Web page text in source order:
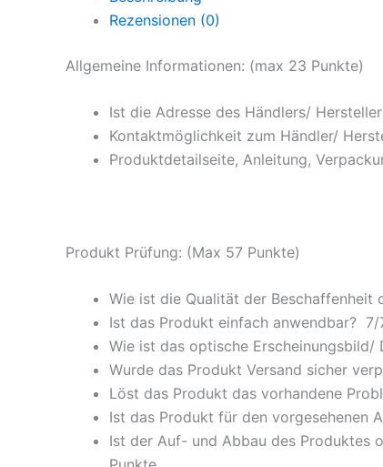
Rezensionen (0)
Allgemeine Informationen: (max 23 Punkte)
Ist die Adresse des Händlers/
Kontaktmöglichkeit zum Händler/
Produktdetailseite, Anleitung,
Produkt Prüfung: (Max 57 Punkte)
Wie ist die Qualität der Beschaffenheit
Ist das Produkt einfach anwendbar? 7/
Wie ist das optische Erscheinungsbild/
Wurde das Produkt Versand sicher
Löst das Produkt das vorhandene
Ist das Produkt für den vorgesehenen
Ist der Auf- und Abbau des Produktes